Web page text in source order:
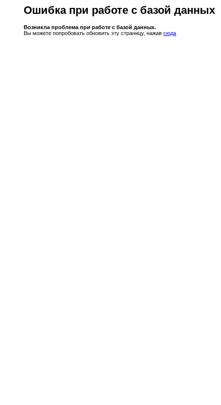
Ошибка при работе с базой данных
Возникла проблема при работе с базой данных.
Вы можете попробовать обновить эту страницу, нажав сюда